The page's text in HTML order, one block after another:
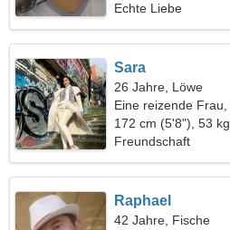
Echte Liebe
Sara
26 Jahre, Löwe
Eine reizende
Beziehung sucht
172 cm (5'8"), 53
Freundschaft
Raphael
42 Jahre, Fische